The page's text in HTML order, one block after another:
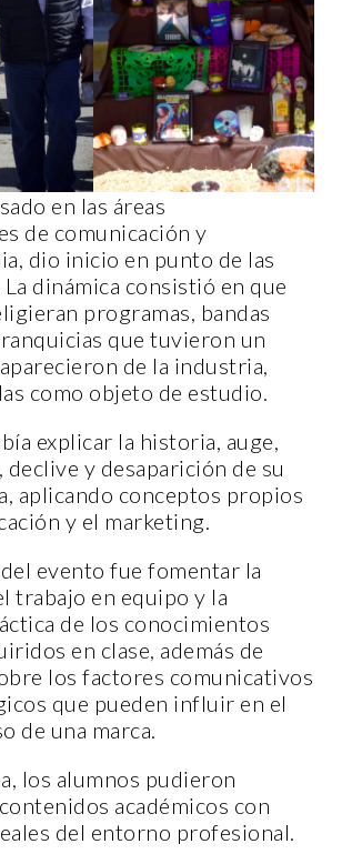
en las áreas
de comunicación y
dio inicio en punto de las
dinámica consistió en que
programas, bandas
que tuvieron un
de la industria,
como objeto de estudio.
explicar la historia, auge,
declive y desaparición de su
aplicando conceptos propios
y el marketing.
evento fue fomentar la
trabajo en equipo y la
de los conocimientos
en clase, además de
los factores comunicativos
que pueden influir en el
de una marca.
los alumnos pudieron
académicos con
del entorno profesional.